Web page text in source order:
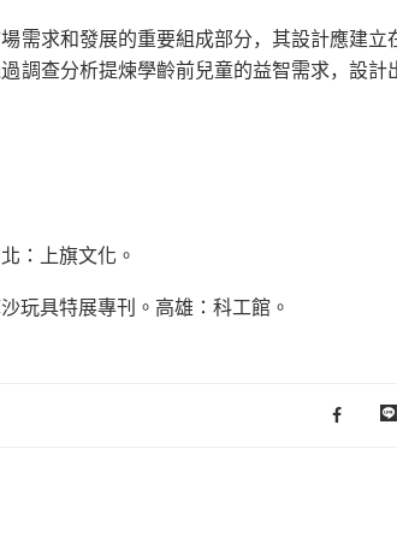
需求和發展的重要組成部分，其設計應建
調查分析提煉學齡前兒童的益智需求，設
：上旗文化。
玩具特展專刊。高雄：科工館。